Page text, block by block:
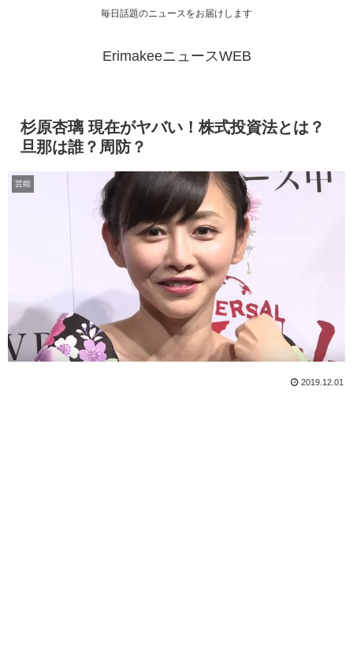
毎日話題のニュースをお届けします
ErimakeeニュースWEB
杉原杏璃 現在がヤバい！株式投資法とは？
旦那は誰？周防？
芸能
2019.12.01